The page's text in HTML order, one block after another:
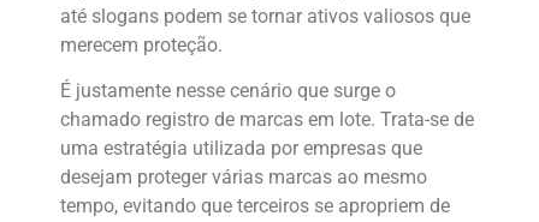
até slogans podem se tornar ativos valiosos que
merecem proteção.
É justamente nesse cenário que surge o
chamado registro de marcas em lote. Trata-se de
uma estratégia utilizada por empresas que
desejam proteger várias marcas ao mesmo
tempo, evitando que terceiros se apropriem de